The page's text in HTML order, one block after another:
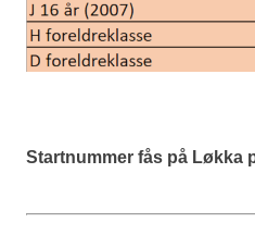
Startnummer fås på Løkka